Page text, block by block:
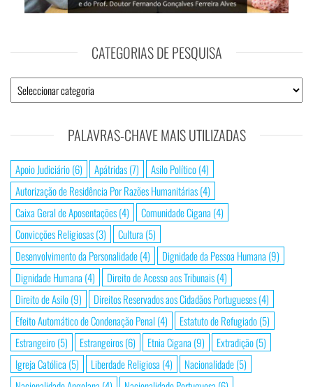
CATEGORIAS DE PESQUISA
PALAVRAS-CHAVE MAIS UTILIZADAS
Apoio Judiciário(6) Apátridas(7) Asilo Político(4)
Autorização de Residência Por Razões Humanitárias(4)
Caixa Geral de Aposentações(4) Comunidade Cigana (4)
Convicções Religiosas(3) Cultura (5)
Desenvolvimento da Personalidade(4) Dignidade da Pessoa Humana (9)
Dignidade Humana (4) Direito de Acesso aos Tribunais(4)
Direito de Asilo(9) Direitos Reservados aos Cidadãos Portugueses(4)
Efeito Automático de Condenação Penal (4) Estatuto de Refugiado(5)
Estrangeiro(5) Estrangeiros(6) Etnia Cigana (9) Extradição(5)
Igreja Católica (5) Liberdade Religiosa (4) Nacionalidade(5)